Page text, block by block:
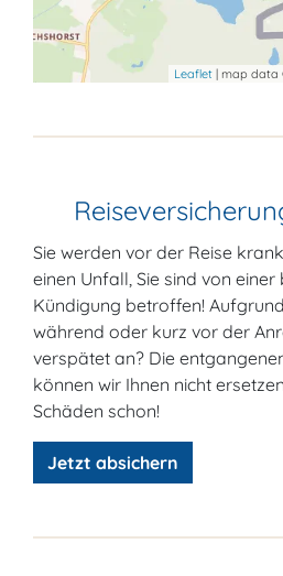
Leaflet | map data
Sie werden vor der Reise
einen Unfall, Sie sind von
Kündigung betroffen!
während oder kurz vor der
verspätet an? Die
können wir Ihnen nicht
Schäden schon!
Jetzt absichern